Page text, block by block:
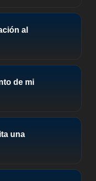
al
de mi
una